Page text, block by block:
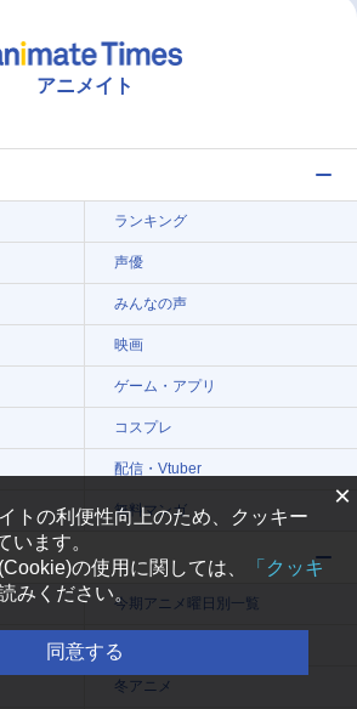
アニメイト
ランキング
声優
みんなの声
映画
ゲーム・アプリ
コスプレ
配信・Vtuber
無料マンガ
今期アニメ曜日別一覧
夏アニメ
冬アニメ
×
トの利便性向上のため、クッキー
います。
の使用に関しては、
「クッキ
みください。
同意する